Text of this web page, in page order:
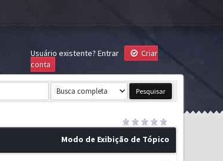
Usuário existente? Entrar
Criar
conta
Modo de Exibição de Tópico